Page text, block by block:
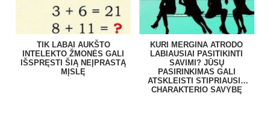
TIK LABAI AUKŠTO
INTELEKTO ŽMONĖS GALI
IŠSPRĘSTI ŠIĄ NEĮPRASTĄ
MĮSLĘ
KURI MERGINA ATRODO
LABIAUSIAI PASITIKINTI
SAVIMI? JŪSŲ
PASIRINKIMAS GALI
ATSKLEISTI STIPRIAUSIĄ
CHARAKTERIO SAVYBĘ